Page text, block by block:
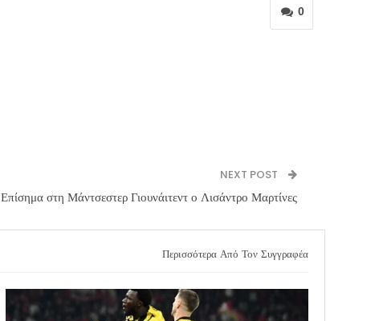
0
NEXT POST
Επίσημα στη Μάντσεστερ Γιουνάιτεντ ο Λισάντρο Μαρτίνες
Περισσότερα Από Τον Συγγραφέα